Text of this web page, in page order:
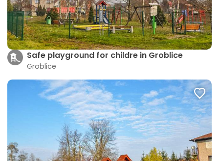
Safe playground for childre in Groblice
Groblice